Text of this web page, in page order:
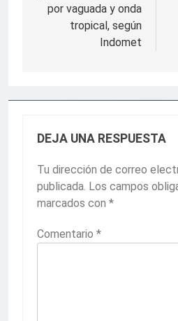
por vaguada y onda
tropical, según
Indomet
DEJA UNA RESPUESTA
Tu dirección de correo
publicada. Los campos
marcados con *
Comentario *